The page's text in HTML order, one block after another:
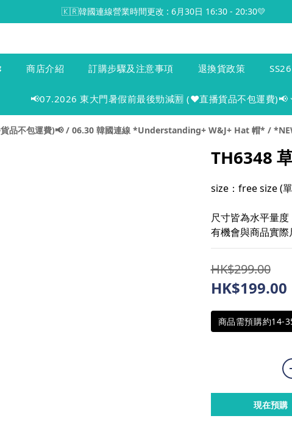
🇰🇷韓國連線營業時間更改 : 6月30日 16:30 - 20:30💛
商店介紹 訂購步驟及注意事項 退換貨政策
📢07.2026 東大門暑假前最後勁減🈹 (♥️直播貨品不包運費)📢
品不包運費)📢/ 06.30 韓國連線 *Understanding+ W&J+ Hat 帽* /
TH6348
size：free size (
尺寸皆為水平量度
有機會與商品實際
HK$299.00
HK$199.00
商品需預購約14-
現在預購